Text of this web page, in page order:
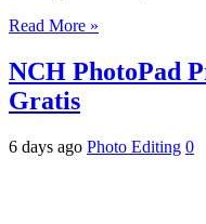
Read More »
NCH PhotoPad
Gratis
6 days ago Photo Editing 0